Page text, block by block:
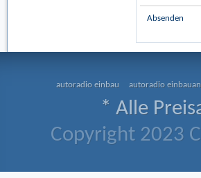
Absenden
autoradio einbau autoradio
* Alle
Copyright 2023